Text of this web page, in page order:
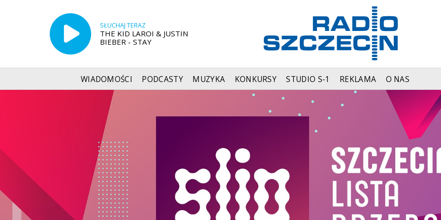
SŁUCHAJ TERAZ
THE KID LAROI & JUSTIN
BIEBER - STAY
WIADOMOŚCI PODCASTY MUZYKA KONKURSY STUDIO S-1 REKLAMA O NAS